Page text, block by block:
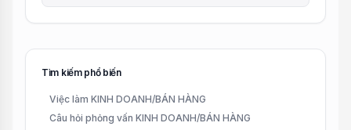
Tìm kiếm phổ biến
Việc làm KINH DOANH/BÁN HÀNG
Câu hỏi phỏng vấn KINH DOANH/BÁN HÀNG